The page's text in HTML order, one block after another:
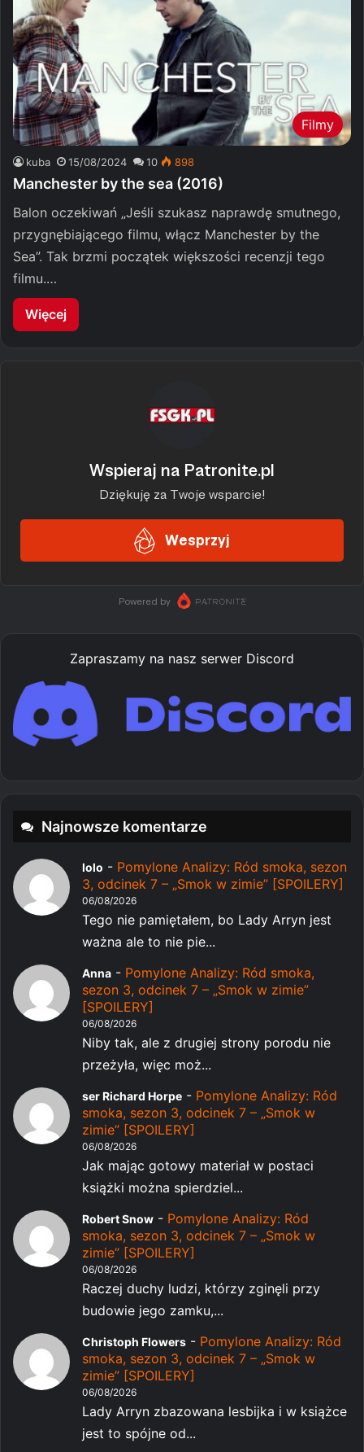
Filmy
kuba 15/08/2024 10 898
Manchester by the sea (2016)
Balon oczekiwań „Jeśli szukasz naprawdę smutnego,
przygnębiającego filmu, włącz Manchester by the
Sea”. Tak brzmi początek większości recenzji tego
filmu.…
Więcej
Zapraszamy na nasz serwer Discord
Najnowsze komentarze
lolo - Pomylone Analizy: Ród smoka, sezon
3, odcinek 7 – „Smok w zimie” [SPOILERY]
06/08/2026
Tego nie pamiętałem, bo Lady Arryn jest
ważna ale to nie pie...
Anna - Pomylone Analizy: Ród smoka,
sezon 3, odcinek 7 – „Smok w zimie”
[SPOILERY]
06/08/2026
Niby tak, ale z drugiej strony porodu nie
przeżyła, więc moż...
ser Richard Horpe - Pomylone Analizy: Ród
smoka, sezon 3, odcinek 7 – „Smok w
zimie” [SPOILERY]
06/08/2026
Jak mając gotowy materiał w postaci
książki można spierdziel...
Robert Snow - Pomylone Analizy: Ród
smoka, sezon 3, odcinek 7 – „Smok w
zimie” [SPOILERY]
06/08/2026
Raczej duchy ludzi, którzy zginęli przy
budowie jego zamku,...
Christoph Flowers - Pomylone Analizy: Ród
smoka, sezon 3, odcinek 7 – „Smok w
zimie” [SPOILERY]
06/08/2026
Lady Arryn zbazowana lesbijka i w książce
jest to spójne od...